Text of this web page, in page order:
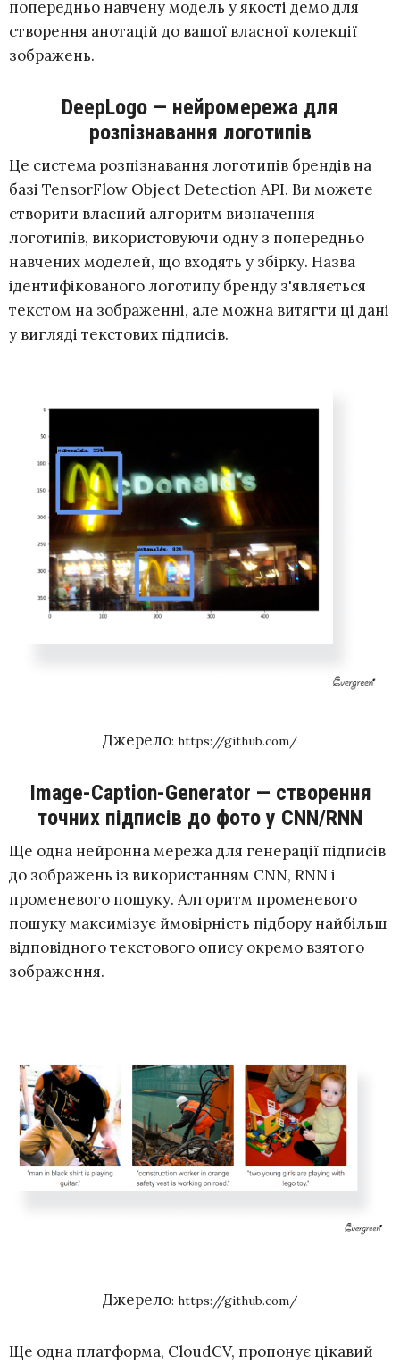
попередньо навчену модель у якості демо для
створення анотацій до вашої власної колекції
зображень.
DeepLogo — нейромережа для
розпізнавання логотипів
Це система розпізнавання логотипів брендів на
базі TensorFlow Object Detection API. Ви можете
створити власний алгоритм визначення
логотипів, використовуючи одну з попередньо
навчених моделей, що входять у збірку. Назва
ідентифікованого логотипу бренду з'являється
текстом на зображенні, але можна витягти ці дані
у вигляді текстових підписів.
Джерело: https://github.com/
Image-Caption-Generator — створення
точних підписів до фото у CNN/RNN
Ще одна нейронна мережа для генерації підписів
до зображень із використанням CNN, RNN і
променевого пошуку. Алгоритм променевого
пошуку максимізує ймовірність підбору найбільш
відповідного текстового опису окремо взятого
зображення.
Джерело: https://github.com/
Ще одна платформа, CloudCV, пропонує цікавий
ВІДКРИТИ ДЕМО